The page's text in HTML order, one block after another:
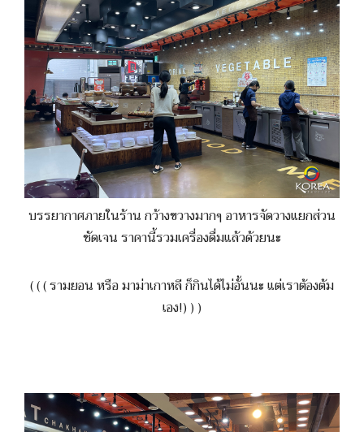
บรรยากาศภายในร้าน กว้างขวางมากๆ อาหารจัดวางแยกส่วน
ชัดเจน ราคานี้รวมเครื่องดื่มแล้วด้วยนะ
( ( ( รามยอน หรือ มาม่าเกาหลี ก็กินได้ไม่อั้นนะ แต่เราต้องต้ม
เอง!) ) )